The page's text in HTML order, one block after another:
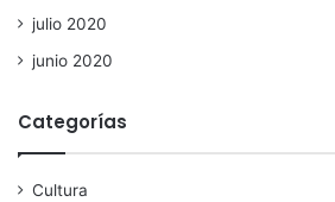
julio 2020
junio 2020
Categorías
Cultura